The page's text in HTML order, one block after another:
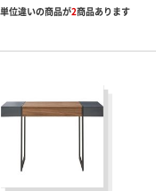
位違いの商品が2商品あります